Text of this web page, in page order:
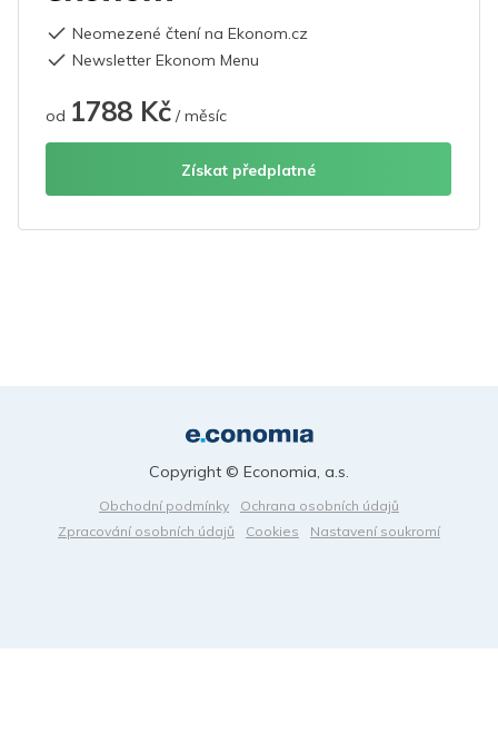
Neomezené čtení na Ekonom.cz
Newsletter Ekonom Menu
od 1788 Kč / měsíc
Získat předplatné
Obchodní podmínky
Ochrana osobních údajů
Zpracování osobních údajů
Cookies Nastavení soukromí
Copyright © Economia, a.s.